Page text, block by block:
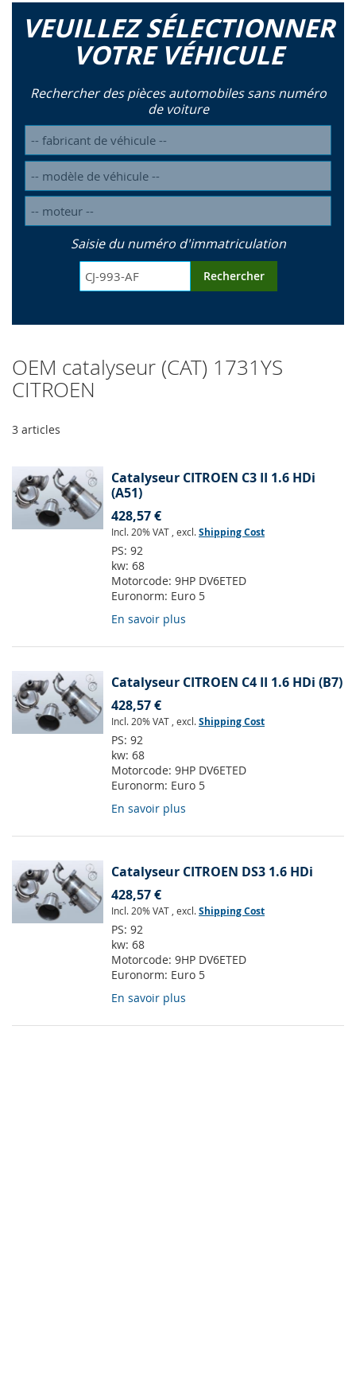
VEUILLEZ SÉLECTIONNER
VOTRE VÉHICULE
Rechercher des pièces automobiles sans numéro
de voiture
Saisie du numéro d'immatriculation
Rechercher
OEM catalyseur (CAT) 1731YS
CITROEN
3 articles
Catalyseur CITROEN C3 II 1.6 HDi
(A51)
428,57 €
Incl. 20% VAT , excl.Shipping Cost
PS: 92
kw: 68
Motorcode: 9HP DV6ETED
Euronorm: Euro 5
En savoir plus
Catalyseur CITROEN C4 II 1.6 HDi (B7)
428,57 €
Incl. 20% VAT , excl.Shipping Cost
PS: 92
kw: 68
Motorcode: 9HP DV6ETED
Euronorm: Euro 5
En savoir plus
Catalyseur CITROEN DS3 1.6 HDi
428,57 €
Incl. 20% VAT , excl.Shipping Cost
PS: 92
kw: 68
Motorcode: 9HP DV6ETED
Euronorm: Euro 5
En savoir plus